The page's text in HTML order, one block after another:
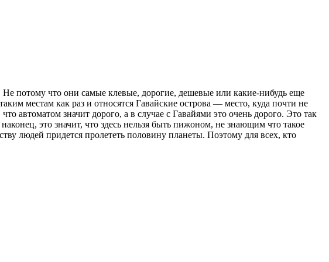
потому что они самые клевые, дорогие, дешевые или какие-нибудь еще
местам как раз и относятся Гавайские острова — место, куда почти не
значит дорого, а в случае с Гавайями это очень дорого. Это так
это значит, что здесь нельзя быть пижоном, не знающим что такое
людей придется пролететь половину планеты. Поэтому для всех, кто